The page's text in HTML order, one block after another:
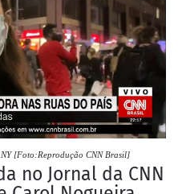
[Foto:Reprodução CNN Brasil]
no Jornal da CNN